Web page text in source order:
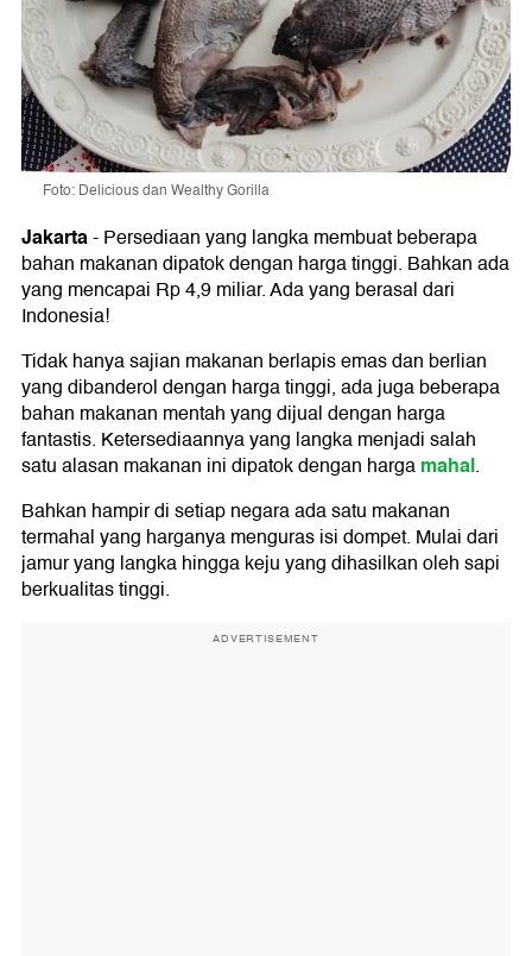
Foto: Delicious dan Wealthy Gorilla
Jakarta-Persediaan yang langka membuat beberapa
bahan makanan dipatok dengan harga tinggi. Bahkan ada
yang mencapai Rp 4,9 miliar. Ada yang berasal dari
Indonesia!
Tidak hanya sajian makanan berlapis emas dan berlian
yang dibanderol dengan harga tinggi, ada juga beberapa
bahan makanan mentah yang dijual dengan harga
fantastis. Ketersediaannya yang langka menjadi salah
satu alasan makanan ini dipatok dengan hargamahal.
Bahkan hampir di setiap negara ada satu makanan
termahal yang harganya menguras isi dompet. Mulai dari
jamur yang langka hingga keju yang dihasilkan oleh sapi
berkualitas tinggi.
ADVERTISEMENT